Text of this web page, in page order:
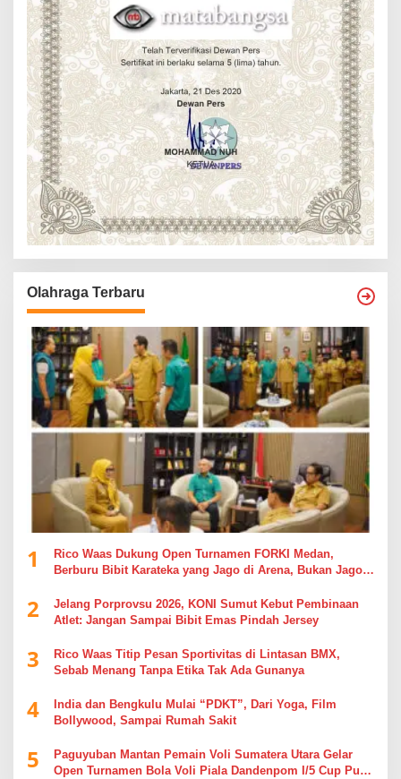
Olahraga Terbaru
1
Rico Waas Dukung Open Turnamen FORKI Medan,
Berburu Bibit Karateka yang Jago di Arena, Bukan Jago
2
Jelang Porprovsu 2026, KONI Sumut Kebut Pembinaan
Atlet: Jangan Sampai Bibit Emas Pindah Jersey
3
Rico Waas Titip Pesan Sportivitas di Lintasan BMX,
Sebab Menang Tanpa Etika Tak Ada Gunanya
4
India dan Bengkulu Mulai “PDKT”, Dari Yoga, Film
Bollywood, Sampai Rumah Sakit
5
Paguyuban Mantan Pemain Voli Sumatera Utara Gelar
Open Turnamen Bola Voli Piala Dandenpom I/5 Cup Putra